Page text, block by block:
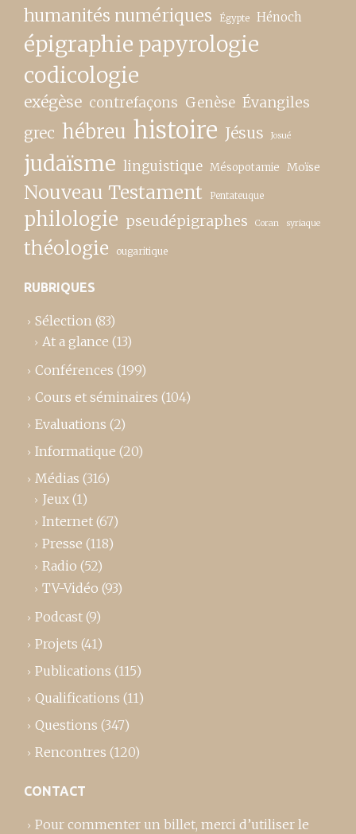
humanités numériques Égypte Hénoch
épigraphie papyrologie
codicologie
exégèse contrefaçons Genèse Évangiles
grec hébreu histoire Jésus Josué
judaïsme linguistique Mésopotamie Moïse
Nouveau Testament Pentateuque
philologie pseudépigraphes Coran syriaque
théologie ougaritique
RUBRIQUES
Sélection (83)
At a glance (13)
Conférences (199)
Cours et séminaires (104)
Evaluations (2)
Informatique (20)
Médias (316)
Jeux (1)
Internet (67)
Presse (118)
Radio (52)
TV-Vidéo (93)
Podcast (9)
Projets (41)
Publications (115)
Qualifications (11)
Questions (347)
Rencontres (120)
CONTACT
Pour commenter un billet, merci d’utiliser le